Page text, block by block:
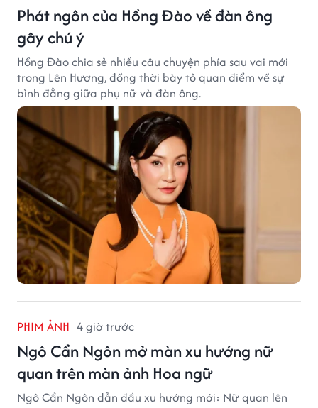
Phát ngôn của Hồng Đào về đàn ông
gây chú ý
Hồng Đào chia sẻ nhiều câu chuyện phía sau vai mới
trong Lên Hương, đồng thời bày tỏ quan điểm về sự
bình đẳng giữa phụ nữ và đàn ông.
PHIM ẢNH 4 giờ trước
Ngô Cẩn Ngôn mở màn xu hướng nữ
quan trên màn ảnh Hoa ngữ
Ngô Cẩn Ngôn dẫn đầu xu hướng mới: Nữ quan lên